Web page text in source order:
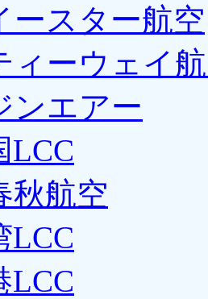
ースター航空
ィーウェイ
ンエアー
LCC
秋航空
LCC
LCC